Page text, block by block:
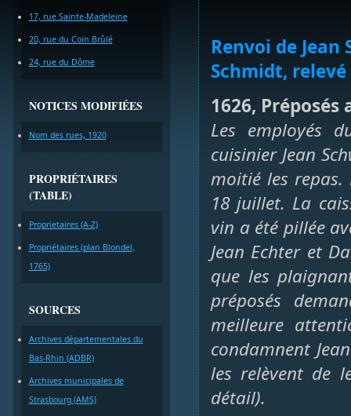
17, rue Sainte-Madeleine
20, rue du Coin Brûlé
24, rue du Dôme
NOTICES MODIFIÉES
Nom des rues, 1920
PROPRIÉTAIRES
(TABLE)
Proprietaires (A-Z)
Propriétaires (plan Blondel,
1765)
SOURCES
Archives départementales du
Bas-Rhin (ADBR)
Archives municipales de
Strasbourg (AMS)
Renvoi de
Schmidt,
1626,
Les employés
cuisinier Jean
moitié les repas.
18 juillet. La
vin a été pillée
Jean Echter et
que les
préposés
meilleure
condamnent
les relèvent de
détail).